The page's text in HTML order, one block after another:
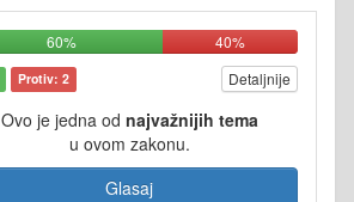
60% 40%
Protiv: 2 Detaljnije
Ovo je jedna od najvažnijih tema
u ovom zakonu.
Glasaj